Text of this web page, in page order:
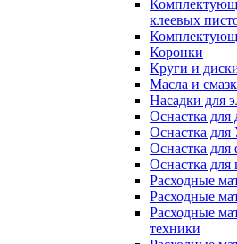
клеевых
Коронки
Круги и
Масла и
Насадки для
Оснастка для
Оснастка
Оснастка для
Оснастка
Расходные
Расходные
Расходные
техники